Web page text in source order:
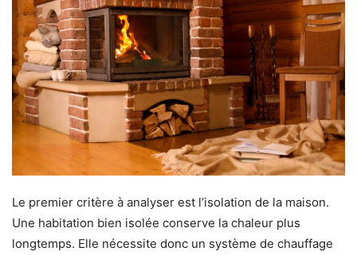
Le premier critère à analyser est l’isolation de la maison.
Une habitation bien isolée conserve la chaleur plus
longtemps. Elle nécessite donc un système de chauffage